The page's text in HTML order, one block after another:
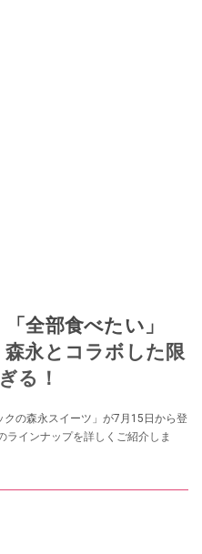
全部食べたい」
森永とコラボした限
る！
の森永スイーツ」が7月15日から登
ラインナップを詳しくご紹介しま